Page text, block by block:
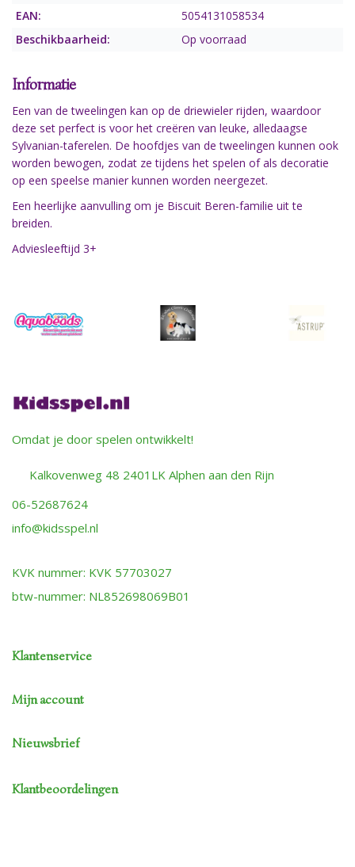
EAN:
5054131058534
Beschikbaarheid:
Op voorraad
Informatie
Een van de tweelingen kan op de driewieler rijden, waardoor
deze set perfect is voor het creëren van leuke, alledaagse
Sylvanian-taferelen. De hoofdjes van de tweelingen kunnen ook
worden bewogen, zodat ze tijdens het spelen of als decoratie
op een speelse manier kunnen worden neergezet.
Een heerlijke aanvulling om je Biscuit Beren-familie uit te
breiden.
Adviesleeftijd 3+
Omdat je door spelen ontwikkelt!
Kalkovenweg 48 2401LK Alphen aan den Rijn
06-52687624
info@kidsspel.nl
KVK nummer: KVK 57703027
btw-nummer: NL852698069B01
Klantenservice
Mijn account
Nieuwsbrief
Klantbeoordelingen